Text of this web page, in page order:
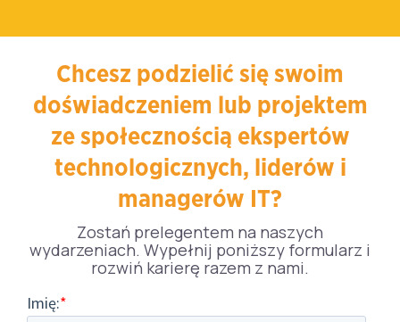
Chcesz podzielić się swoim
doświadczeniem lub projektem
ze społecznością ekspertów
technologicznych, liderów i
managerów IT?
Zostań prelegentem na naszych
wydarzeniach. Wypełnij poniższy formularz i
rozwiń karierę razem z nami.